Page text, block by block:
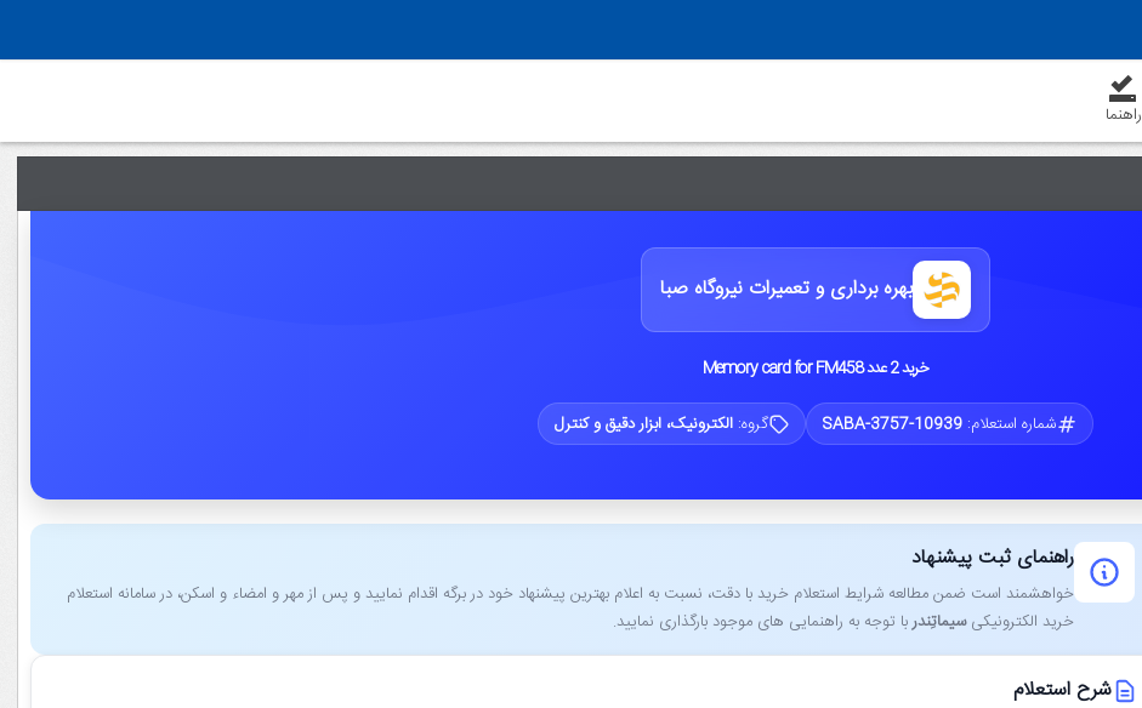
راهنما
بهره برداری و تعمیرات نیروگاه صبا
خرید 2 عدد Memory card for FM458
شماره استعلام:SABA-3757-10939 گروه:الکترونیک، ابزار دقیق و کنترل
راهنمای ثبت پیشنهاد
خواهشمند است ضمن مطالعه شرایط استعلام خرید با دقت، نسبت به اعلام بهترین پیشنهاد خود در برگه اقدام نمایید و پس از مهر و امضاء و اسکن، در سامانه استعلام
خرید الکترونیکیسیماتِندربا توجه به راهنمایی ‌های موجود بارگذاری نمایید.
شرح استعلام